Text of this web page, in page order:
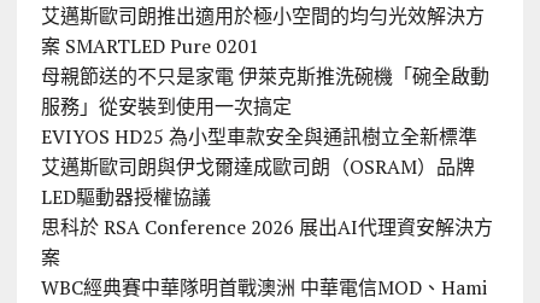
艾邁斯歐司朗推出適用於極小空間的均勻光效解決方
案 SMARTLED Pure 0201
母親節送的不只是家電 伊萊克斯推洗碗機「碗全啟動
服務」從安裝到使用一次搞定
EVIYOS HD25 為小型車款安全與通訊樹立全新標準
艾邁斯歐司朗與伊戈爾達成歐司朗（OSRAM）品牌
LED驅動器授權協議
思科於 RSA Conference 2026 展出AI代理資安解決方
案
WBC經典賽中華隊明首戰澳洲 中華電信MOD、Hami